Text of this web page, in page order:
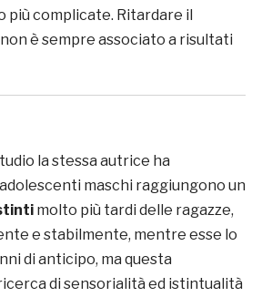
più complicate. Ritardare il
è sempre associato a risultati
la stessa autrice ha
maschi raggiungono un
molto più tardi delle ragazze,
e stabilmente, mentre esse lo
di anticipo, ma questa
di sensorialità ed istintualità